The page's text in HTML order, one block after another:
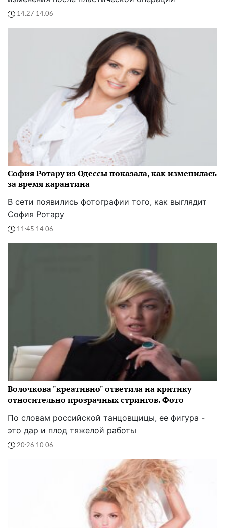
14:27 14.06
София Ротару из Одессы показала, как изменилась
за время карантина
В сети появились фотографии того, как выглядит
София Ротару
11:45 14.06
Волочкова "креативно" ответила на критику
относительно прозрачных стрингов. Фото
По словам российской танцовщицы, ее фигура -
это дар и плод тяжелой работы
20:26 10.06